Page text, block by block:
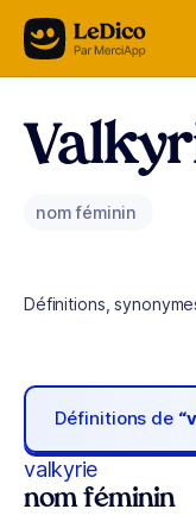
Aller au contenu
nom féminin
Définitions,
Définitions de
valkyrie
nom féminin